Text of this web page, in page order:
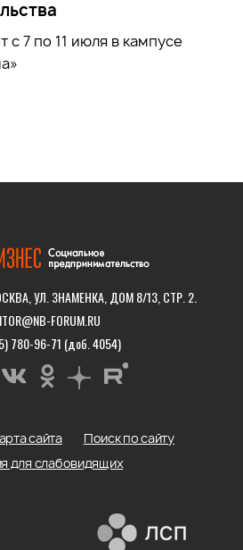
7 по 11 июля в кампусе
УЛ. ЗНАМЕНКА, ДОМ 8/13, СТР. 2.
FORUM.RU
780-96-71 (доб. 4054)
сайта
Поиск по сайту
для слабовидящих